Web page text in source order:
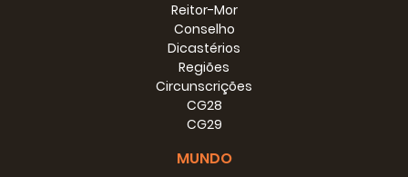
Reitor-Mor
Conselho
Dicastérios
Regiões
Circunscrições
CG28
CG29
MUNDO